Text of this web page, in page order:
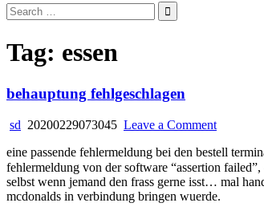
Search
for:
Tag: essen
behauptung fehlgeschlagen
sd 20200229073045 Leave a Commenton
eine passende fehlermeldung bei den bestell
fehlermeldung von der software “assertion
selbst wenn jemand den frass gerne isst… mal
mcdonalds in verbindung bringen wuerde.